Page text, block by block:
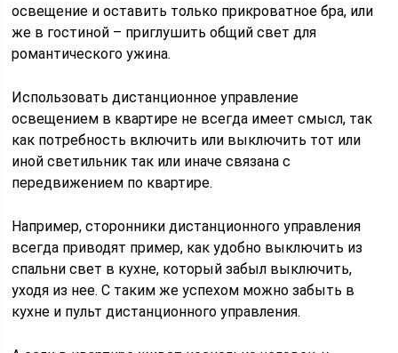
освещение и оставить только прикроватное бра, или
же в гостиной – приглушить общий свет для
романтического ужина.
Использовать дистанционное управление
освещением в квартире не всегда имеет смысл, так
как потребность включить или выключить тот или
иной светильник так или иначе связана с
передвижением по квартире.
Например, сторонники дистанционного управления
всегда приводят пример, как удобно выключить из
спальни свет в кухне, который забыл выключить,
уходя из нее. С таким же успехом можно забыть в
кухне и пульт дистанционного управления.